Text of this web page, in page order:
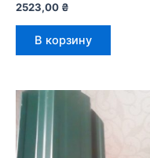
2523,00 ₴
В корзину